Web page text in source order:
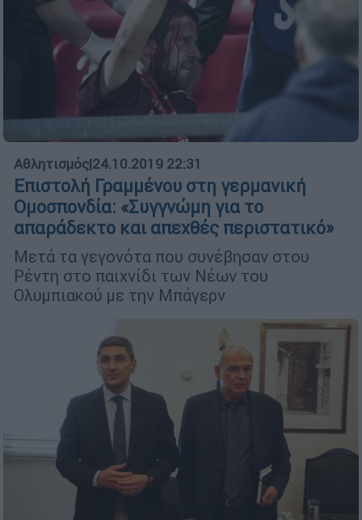
Αθλητισμός|24.10.2019 22:31
Επιστολή Γραμμένου στη γερμανική
Ομοσπονδία: «Συγγνώμη για το
απαράδεκτο και απεχθές περιστατικό»
Μετά τα γεγονότα που συνέβησαν στου
Ρέντη στο παιχνίδι των Νέων του
Ολυμπιακού με την Μπάγερν